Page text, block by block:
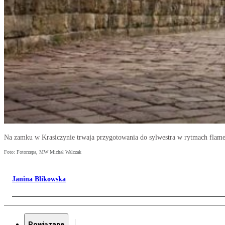
Na zamku w Krasiczynie trwaja przygotowania do sylwestra w rytmach
Foto: Fotorzepa, MW Michał Walczak
Janina Blikowska